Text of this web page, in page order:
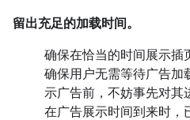
留出充足的加载时间。
确保在恰当的时间展示插
确保用户无需等待广告加
示广告前，不妨事先对其
在广告展示时间到来时，